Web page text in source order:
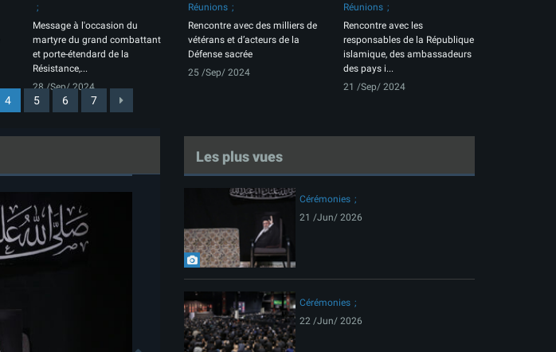
Message à l'occasion du
martyre du grand combattant
et porte-étendard de la
Résistance,...
28 /Sep/ 2024
Réunions
Rencontre avec des milliers de
vétérans et d’acteurs de la
Défense sacrée
25 /Sep/ 2024
Réunions
Rencontre avec les
responsables de la République
islamique, des ambassadeurs
des pays i...
21 /Sep/ 2024
4 5 6 7
Les plus vues
Cérémonies
21 /Jun/ 2026
Cérémonies
22 /Jun/ 2026